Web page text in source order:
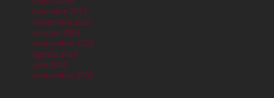
diciembre 2023
noviembre 2023
octubre 2023
septiembre 2023
agosto 2023
julio 2023
septiembre 2000